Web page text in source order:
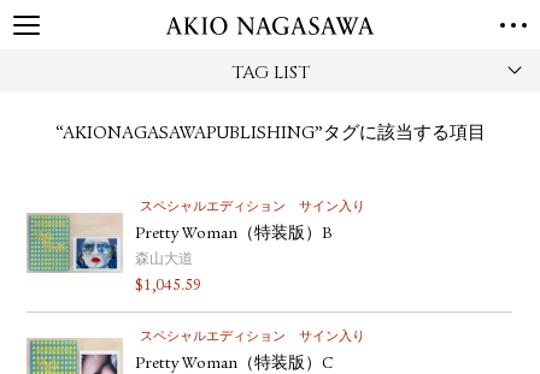
TAG LIST
“AKIONAGASAWAPUBLISHING”タグに該当する項目
スペシャルエディション サイン入り
Pretty Woman（特装版）B
森山大道
$1,045.59
スペシャルエディション サイン入り
Pretty Woman（特装版）C
PUBLISHING
ONLINE SHOP
NEWS
ABOUT
ABOUT US LOCATIONS